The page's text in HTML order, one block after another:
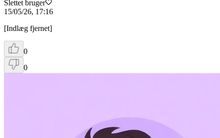
Slettet bruger
15/05/26, 17:16
[Indlæg fjernet]
0
0